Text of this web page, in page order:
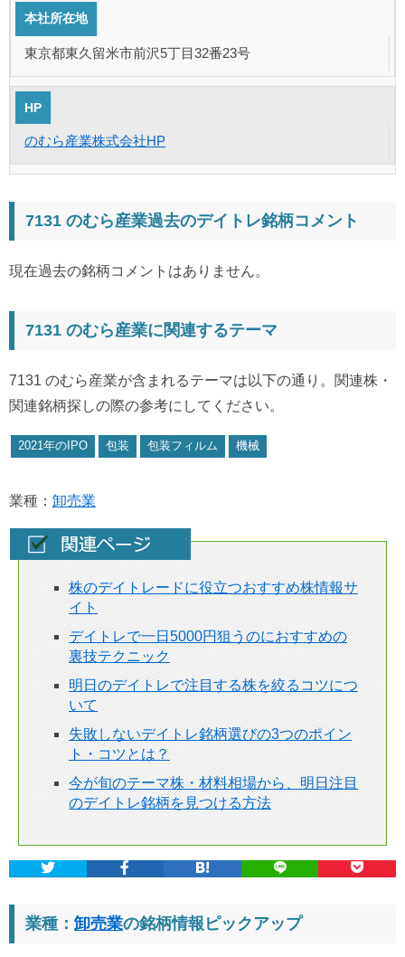
本社所在地
東京都東久留米市前沢5丁目32番23号
HP
のむら産業株式会社HP
7131 のむら産業過去のデイトレ銘柄コメント
現在過去の銘柄コメントはありません。
7131 のむら産業に関連するテーマ
7131 のむら産業が含まれるテーマは以下の通り。関連株・
関連銘柄探しの際の参考にしてください。
2021年のIPO 包装 包装フィルム 機械
業種： 卸売業
株のデイトレードに役立つおすすめ株情報サ
イト
デイトレで一日5000円狙うのにおすすめの
裏技テクニック
明日のデイトレで注目する株を絞るコツにつ
いて
失敗しないデイトレ銘柄選びの3つのポイン
ト・コツとは？
今が旬のテーマ株・材料相場から、明日注目
のデイトレ銘柄を見つける方法
業種： 卸売業の銘柄情報ピックアップ